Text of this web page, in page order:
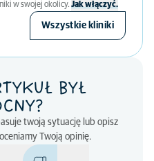
w swojej okolicy. Jak włączyć.
Wszystkie kliniki
BYŁ
twoją sytuację lub opisz
Twoją opinię.